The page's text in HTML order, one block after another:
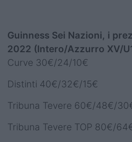
Guinness Sei Nazioni, i
2022 (Intero/Azzurro XV/
Curve 30€/24/10€
Distinti 40€/32€/15€
Tribuna Tevere 60€/48€/
Tribuna Tevere TOP 80€/